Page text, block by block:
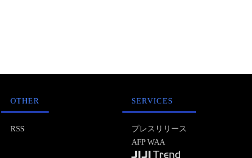
OTHER
RSS
SERVICES
プレスリリース
AFP WAA